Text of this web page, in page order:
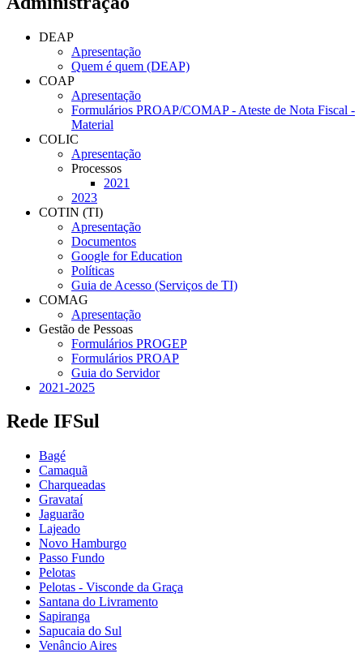
DEAP
Apresentação
Quem é quem (DEAP)
COAP
Apresentação
Formulários PROAP/COMAP - Ateste de Nota Fiscal -
Material
COLIC
Apresentação
Processos
2021
2023
COTIN (TI)
Apresentação
Documentos
Google for Education
Políticas
Guia de Acesso (Serviços de TI)
COMAG
Apresentação
Gestão de Pessoas
Formulários PROGEP
Formulários PROAP
Guia do Servidor
2021-2025
Rede IFSul
Bagé
Camaquã
Charqueadas
Gravataí
Jaguarão
Lajeado
Novo Hamburgo
Passo Fundo
Pelotas
Pelotas - Visconde da Graça
Santana do Livramento
Sapiranga
Sapucaia do Sul
Venâncio Aires